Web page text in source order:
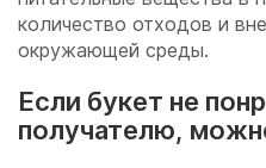
количество отходов и
окружающей среды.
Если букет не
получателю,